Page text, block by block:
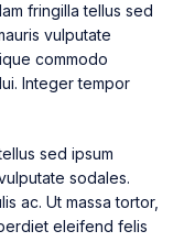
fringilla tellus sed
vulputate
commodo
Integer tempor
sed ipsum
sodales.
ac. Ut massa tortor,
eleifend felis